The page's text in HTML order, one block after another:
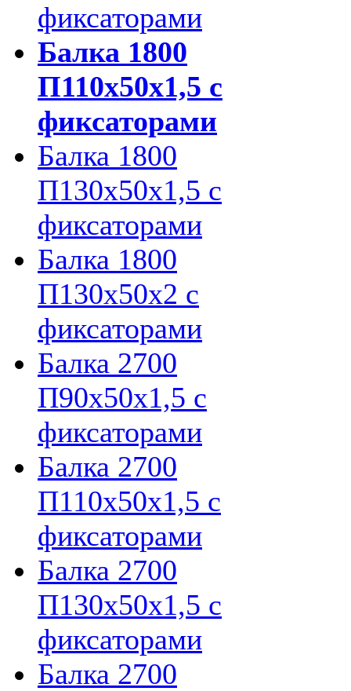
фиксаторами
Балка 1800
П110х50х1,5 с
фиксаторами
Балка 1800
П130х50х1,5 с
фиксаторами
Балка 1800
П130х50х2 с
фиксаторами
Балка 2700
П90х50х1,5 с
фиксаторами
Балка 2700
П110х50х1,5 с
фиксаторами
Балка 2700
П130х50х1,5 с
фиксаторами
Балка 2700